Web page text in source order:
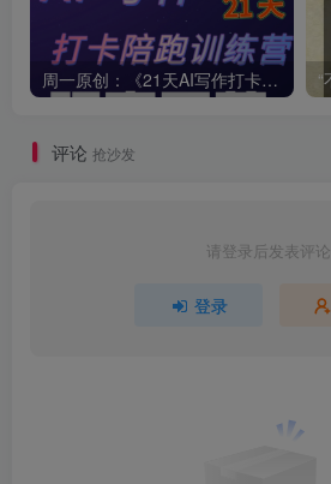
周一原创：《21天AI写作打卡陪跑训练营》全部内容讲解！（网站会员免费学习…）
评论 抢沙发
请登录后发表评论
登录